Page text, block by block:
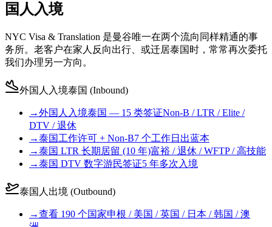
国人入境
NYC Visa & Translation 是曼谷唯一在两个流向同样精通的事
务所。老客户在家人反向出行、或迁居泰国时，常常再次委托
我们办理另一方向。
外国人入境泰国 (Inbound)
→外国人入境泰国 — 15 类签证Non-B / LTR / Elite /
DTV / 退休
→泰国工作许可 + Non-B7 个工作日出蓝本
→泰国 LTR 长期居留 (10 年)富裕 / 退休 / WFTP / 高技能
→泰国 DTV 数字游民签证5 年多次入境
泰国人出境 (Outbound)
→查看 190 个国家申根 / 美国 / 英国 / 日本 / 韩国 / 澳